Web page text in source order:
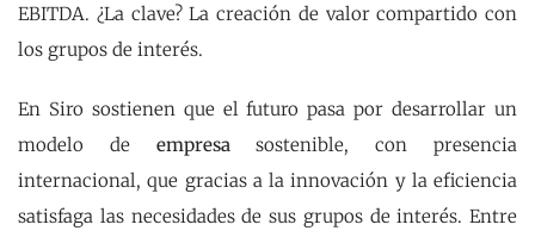
EBITDA. ¿La clave? La creación de valor compartido con
los grupos de interés.
En Siro sostienen que el futuro pasa por desarrollar un
modelo de empresa sostenible, con presencia
internacional, que gracias a la innovación y la eficiencia
satisfaga las necesidades de sus grupos de interés. Entre